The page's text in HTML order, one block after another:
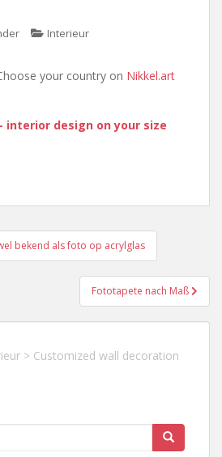
Interieur
your country on Nikkel.art
interior design on your size
bekend als foto op acrylglas
Fototapete nach Maß
> Customized wall decoration